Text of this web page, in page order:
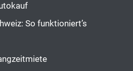
So funktioniert’s